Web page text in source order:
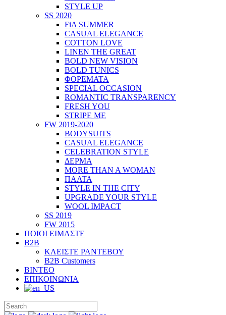
STYLE UP
SS 2020
FiA SUMMER
CASUAL ELEGANCE
COTTON LOVE
LINEN THE GREAT
BOLD NEW VISION
BOLD TUNICS
ΦΟΡΕΜΑΤΑ
SPECIAL OCCASION
ROMANTIC TRANSPARENCY
FRESH YOU
STRIPE ME
FW 2019-2020
BODYSUITS
CASUAL ELEGANCE
CELEBRATION STYLE
ΔΕΡΜΑ
MORE THAN A WOMAN
ΠΑΛΤΑ
STYLE IN THE CITY
UPGRADE YOUR STYLE
WOOL IMPACT
SS 2019
FW 2015
ΠΟΙΟΙ ΕΙΜΑΣΤΕ
B2B
ΚΛΕΙΣΤΕ ΡΑΝΤΕΒΟΥ
B2B Customers
ΒΙΝΤΕΟ
ΕΠΙΚΟΙΝΩΝΙΑ